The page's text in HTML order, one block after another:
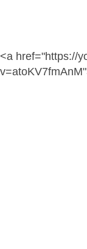
<a href="https://